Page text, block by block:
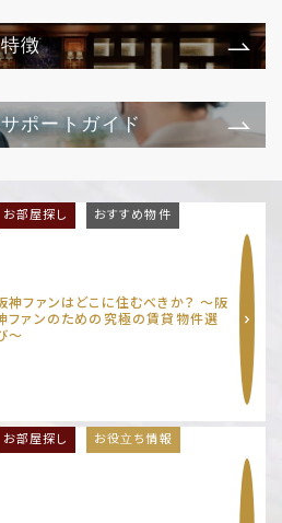
徴
ポートガイド
お部屋探し おすすめ物件
神ファンはどこに住むべきか？ 〜阪
ファンのための究極の賃貸物件選
〜
お部屋探し お役立ち情報